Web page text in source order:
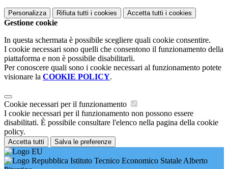
Personalizza Rifiuta tutti i cookies Accetta tutti i cookies
Gestione cookie
In questa schermata è possibile scegliere quali cookie consentire.
I cookie necessari sono quelli che consentono il funzionamento della
piattaforma e non è possibile disabilitarli.
Per conoscere quali sono i cookie necessari al funzionamento potete
visionare la COOKIE POLICY.
Cookie necessari per il funzionamento
I cookie necessari per il funzionamento non possono essere
disabilitati. È possibile consultare l'elenco nella pagina della cookie
policy.
Accetta tutti Salva le preferenze
Istituto Tecnico Economico Statale Alberto